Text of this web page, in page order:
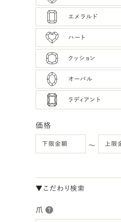
エメラルド
ハート
クッション
オーバル
ラディアント
価格
〜
▼こだわり検索
爪